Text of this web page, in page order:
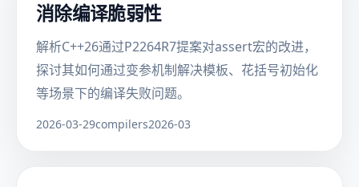
消除编译脆弱性
解析C++26通过P2264R7提案对assert宏的改进，
探讨其如何通过变参机制解决模板、花括号初始化
等场景下的编译失败问题。
2026-03-29compilers2026-03